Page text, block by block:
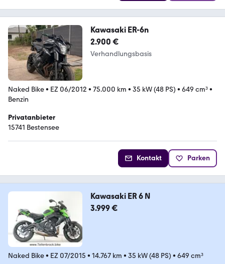
Kawasaki ER-6n
2.900 €
Verhandlungsbasis
Naked Bike• EZ 06/2012 • 75.000 km • 35 kW (48 PS) • 649 cm³•
Benzin
Privatanbieter
15741 Bestensee
Kontakt Parken
Kawasaki ER 6 N
3.999 €
Naked Bike• EZ 07/2015 • 14.767 km • 35 kW (48 PS) • 649 cm³